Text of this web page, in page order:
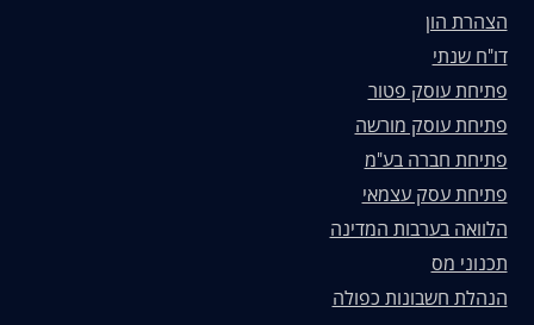
הצהרת הון
דו"ח שנתי
פתיחת עוסק פטור
פתיחת עוסק מורשה
פתיחת חברה בע"מ
פתיחת עסק עצמאי
הלוואה בערבות המדינה
תכנוני מס
הנהלת חשבונות כפולה